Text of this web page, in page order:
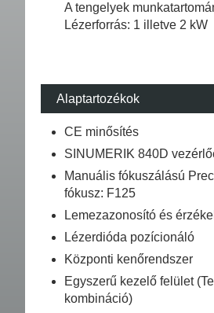
A tengelyek
Lézerforrás: 1 illetve 2 kW
Alaptartozékok
CE minősítés
SINUMERIK 840D
Manuális fókuszálású
fókusz: F125
Lemezazonosító és
Lézerdióda pozícionáló
Központi kenőrendszer
Egyszerű kezelő felület
kombináció)